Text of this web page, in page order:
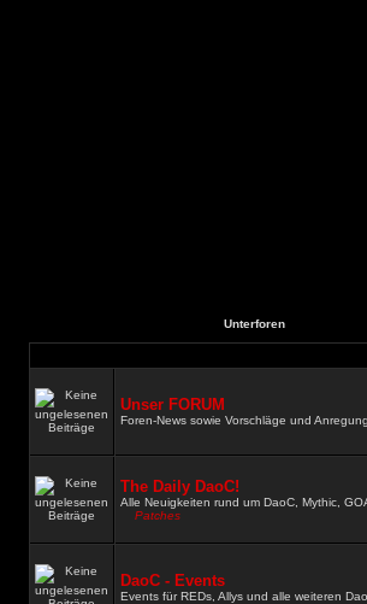
Unterforen
Unser FORUM
Foren-News sowie Vorschläge und
The Daily DaoC!
Alle Neuigkeiten rund um DaoC, Mythic,
Patches
DaoC - Events
Events für REDs, Allys und alle weiteren